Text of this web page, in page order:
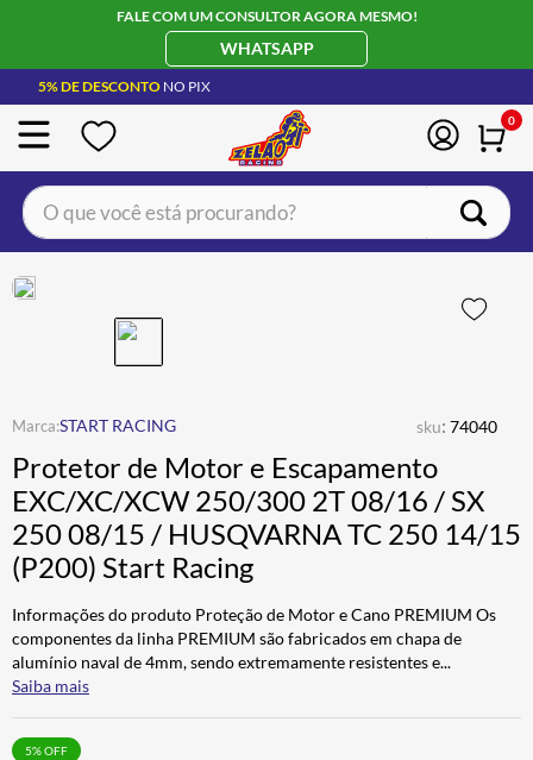
FALE COM UM CONSULTOR AGORA MESMO!
WHATSAPP
5% DE DESCONTO NO PIX
0
O que você está procurando?
START RACING sku: 74040
Protetor de Motor e Escapamento
EXC/XC/XCW 250/300 2T 08/16 / SX
250 08/15 / HUSQVARNA TC 250 14/15
(P200) Start Racing
Informações do produto Proteção de Motor e Cano PREMIUM Os
componentes da linha PREMIUM são fabricados em chapa de
alumínio naval de 4mm, sendo extremamente resistentes e...
Saiba mais
5% OFF
BOTA
4º ÓCULOS SOLAR
5º LUVA
6º BAU
7º CALÇA
9º AIROH
10º BOTAS